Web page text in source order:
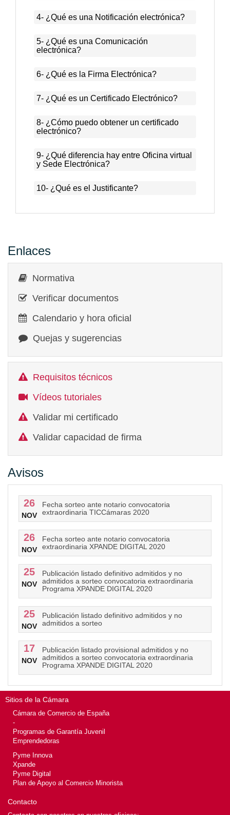
4- ¿Qué es una Notificación electrónica?
5- ¿Qué es una Comunicación
electrónica?
6- ¿Qué es la Firma Electrónica?
7- ¿Qué es un Certificado Electrónico?
8- ¿Cómo puedo obtener un certificado
electrónico?
9- ¿Qué diferencia hay entre Oficina virtual
y Sede Electrónica?
10- ¿Qué es el Justificante?
Enlaces
Normativa
Verificar documentos
Calendario y hora oficial
Quejas y sugerencias
Requisitos técnicos
Vídeos tutoriales
Validar mi certificado
Validar capacidad de firma
Avisos
26
NOV
Fecha sorteo ante notario convocatoria
extraordinaria TICCámaras 2020
26
NOV
Fecha sorteo ante notario convocatoria
extraordinaria XPANDE DIGITAL 2020
25
NOV
Publicación listado definitivo admitidos y no
admitidos a sorteo convocatoria extraordinaria
Programa XPANDE DIGITAL 2020
25
NOV
Publicación listado definitivo admitidos y no
admitidos a sorteo
17
NOV
Publicación listado provisional admitidos y no
admitidos a sorteo convocatoria extraordinaria
Programa XPANDE DIGITAL 2020
Sitios de la Cámara
Cámara de Comercio de España
-
Programas de Garantía Juvenil
Emprendedoras
Pyme Innova
Xpande
Pyme Digital
Plan de Apoyo al Comercio Minorista
Contacto